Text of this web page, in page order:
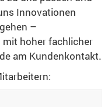
Innovationen
–
hoher fachlicher
am Kundenkontakt.